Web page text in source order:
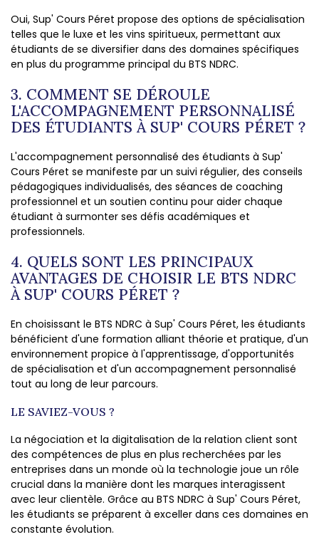
Oui, Sup' Cours Péret propose des options de spécialisation
telles que le luxe et les vins spiritueux, permettant aux
étudiants de se diversifier dans des domaines spécifiques
en plus du programme principal du BTS NDRC.
3. COMMENT SE DÉROULE
L'ACCOMPAGNEMENT PERSONNALISÉ
DES ÉTUDIANTS À SUP' COURS PÉRET ?
L'accompagnement personnalisé des étudiants à Sup'
Cours Péret se manifeste par un suivi régulier, des conseils
pédagogiques individualisés, des séances de coaching
professionnel et un soutien continu pour aider chaque
étudiant à surmonter ses défis académiques et
professionnels.
4. QUELS SONT LES PRINCIPAUX
AVANTAGES DE CHOISIR LE BTS NDRC
À SUP' COURS PÉRET ?
En choisissant le BTS NDRC à Sup' Cours Péret, les étudiants
bénéficient d'une formation alliant théorie et pratique, d'un
environnement propice à l'apprentissage, d'opportunités
de spécialisation et d'un accompagnement personnalisé
tout au long de leur parcours.
LE SAVIEZ-VOUS ?
La négociation et la digitalisation de la relation client sont
des compétences de plus en plus recherchées par les
entreprises dans un monde où la technologie joue un rôle
crucial dans la manière dont les marques interagissent
avec leur clientèle. Grâce au BTS NDRC à Sup' Cours Péret,
les étudiants se préparent à exceller dans ces domaines en
constante évolution.